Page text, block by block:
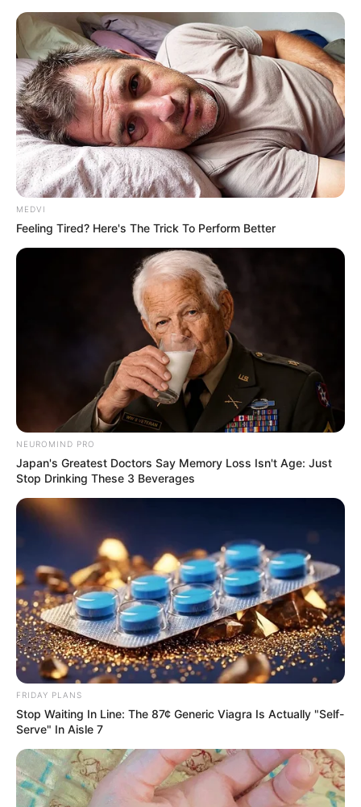
MEDVI
Feeling Tired? Here's The Trick To Perform Better
NEUROMIND PRO
Japan's Greatest Doctors Say Memory Loss Isn't Age: Just
Stop Drinking These 3 Beverages
FRIDAY PLANS
Stop Waiting In Line: The 87¢ Generic Viagra Is Actually "Self-
Serve" In Aisle 7